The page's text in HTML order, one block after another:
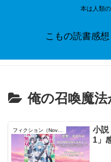
本は人類
こもの読書感想
俺の召喚魔
フィクション（Novel）
小
1」